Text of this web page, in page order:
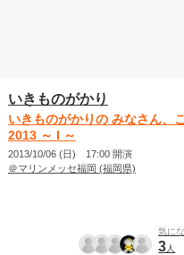
いきものがかり
いきものがかりの みなさん、
2013 ～ I ～
2013/10/06 (日) 17:00 開演
＠マリンメッセ福岡 (福岡県)
気に
3人